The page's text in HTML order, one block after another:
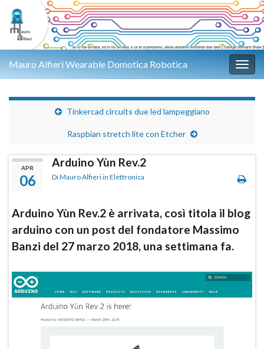
Mauro Alfieri Wearable Domotica Robotica
Tinkercad circuits due led lampeggiano
Raspbian stretch lite con Etcher
APR
06
Arduino Yùn Rev.2
DiMauro Alfieri in Elettronica
Arduino Yùn Rev.2 è arrivata, così titola il blog
arduino con un post del fondatore Massimo
Banzi del 27 marzo 2018, una settimana fa.